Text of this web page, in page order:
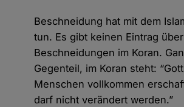
Beschneidung hat mit dem
tun. Es gibt keinen Eintrag über
Beschneidungen im Koran.
Gegenteil, im Koran steht:
Menschen vollkommen
darf nicht verändert werden.”